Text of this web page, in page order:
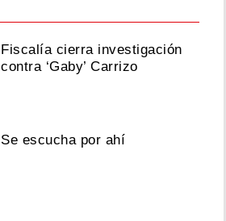
Fiscalía cierra investigación
contra ‘Gaby’ Carrizo
Se escucha por ahí